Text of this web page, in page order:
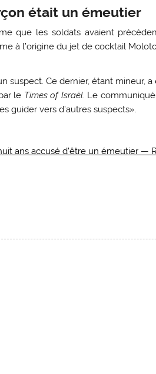
était un émeutier
que les soldats avaient
à l’origine du jet de cocktail
suspect. Ce dernier, étant mineur,
le Times of Israël. Le
guider vers d’autres suspects».
ans accusé d’être un émeutier —